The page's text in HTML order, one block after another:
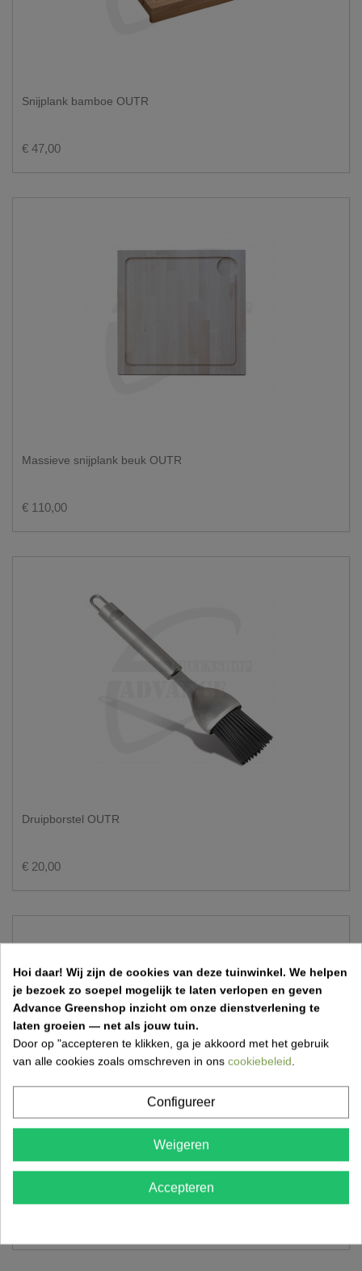
Snijplank bamboe OUTR
€ 47,00
Massieve snijplank beuk OUTR
€ 110,00
Druipborstel OUTR
€ 20,00
Hoi daar! Wij zijn de cookies van deze tuinwinkel. We helpen
je bezoek zo soepel mogelijk te laten verlopen en geven
Advance Greenshop inzicht om onze dienstverlening te
laten groeien — net als jouw tuin.
Door op "accepteren te klikken, ga je akkoord met het gebruik
van alle cookies zoals omschreven in ons cookiebeleid
Configureer
Weigeren
Accepteren